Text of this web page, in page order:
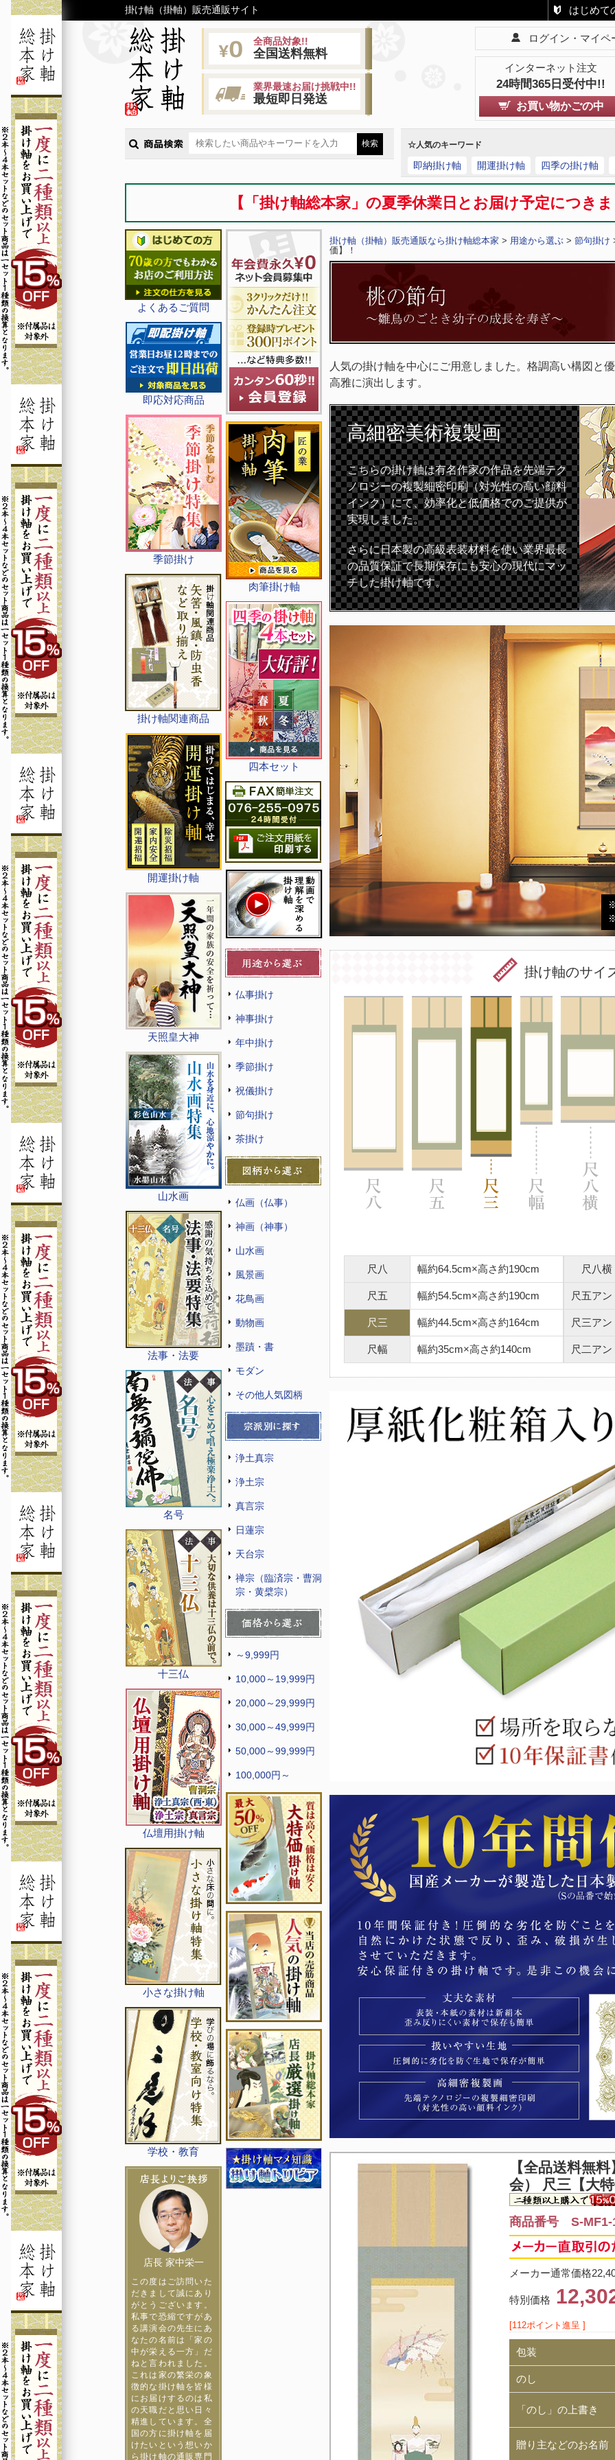
掛け軸（掛軸）販売通販サイト はじめて
全商品対象!!
全国送料無料
業界最速お届け挑戦中!!
最短即日発送
ログイン・マイペ
インターネット注文
24時間365日受付中!!
お買い物かごの中
☆人気のキーワード
即納掛け軸 開運掛け軸 四季の掛け軸
【「掛け軸総本家」の夏季休業日とお届け予定につ
よくあるご質問
即応対応商品
季節掛け
掛け軸関連商品
開運掛け軸
天照皇大神
山水画
法事・法要
名号
十三仏
仏壇用掛け軸
小さな掛け軸
学校・教育
店長 家中栄一
この度はご訪問いた
だきまして誠にあり
がとうございます。
私事で恐縮ですがあ
る講演会の先生にあ
なたの名前は「家の
中が栄える一方」だ
ねと言われました。
これは家の繁栄の象
徴的な掛け軸を皆様
にお届けするのは私
の天職だと思い日々
精進しています。全
国の方に掛け軸を届
けたいという想いか
ら掛け軸の通販専門
肉筆掛け軸
四本セット
仏事掛け
神事掛け
年中掛け
季節掛け
祝儀掛け
節句掛け
茶掛け
仏画（仏事）
神画（神事）
山水画
風景画
花鳥画
動物画
墨蹟・書
モダン
その他人気図柄
浄土真宗
浄土宗
真言宗
日蓮宗
天台宗
禅宗（臨済宗・曹洞
宗・黄檗宗）
～9,999円
10,000～19,999円
20,000～29,999円
30,000～49,999円
50,000～99,999円
100,000円～
掛け軸（掛軸）販売通販なら掛け軸総本家 > 用途から選ぶ > 節句掛け
価】！
人気の掛け軸を中心にご用意しました。格調高い構図と
高雅に演出します。
高細密美術複製画
こちらの掛け軸は有名作家の作品を先端テク
ノロジーの複製細密印刷（対光性の高い顔料
インク）にて、効率化と低価格でのご提供が
実現しました。
さらに日本製の高級表装材料を使い業界最長
の品質保証で長期保存にも安心の現代にマッ
チした掛け軸です。
掛け軸のサイ
尺八 幅約64.5cm×高さ約190cm
尺五 幅約54.5cm×高さ約190cm
尺三 幅約44.5cm×高さ約164cm
尺幅 幅約35cm×高さ約140cm
尺八横
尺五アン
尺三アン
尺二アン
【全品送料無料
会） 尺三【大
商品番号 S-MF1-
メーカー通常価格
特別価格
[112ポイント進呈 ]
包装
のし
「のし」の上書き
贈り主などのお名前